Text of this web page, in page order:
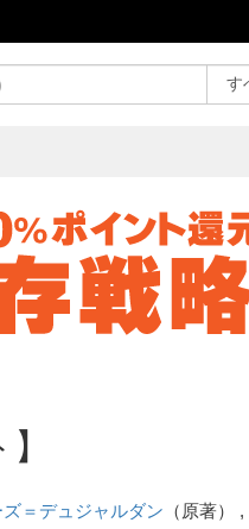
＝デュジャルダン （原著） ,